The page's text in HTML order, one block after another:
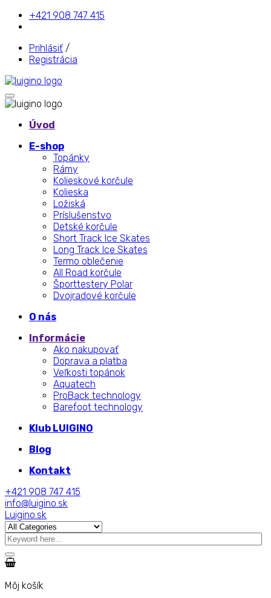
+421 908 747 415
Prihlásiť /
Registrácia
Úvod
E-shop
Topánky
Rámy
Kolieskové korčule
Kolieska
Ložiská
Príslušenstvo
Detské korčule
Short Track Ice Skates
Long Track Ice Skates
Termo oblečenie
All Road korčule
Športtestery Polar
Dvojradové korčule
O nás
Informácie
Ako nakupovať
Doprava a platba
Veľkosti topánok
Aquatech
ProBack technology
Barefoot technology
Klub LUIGINO
Blog
Kontakt
+421 908 747 415
info@luigino.sk
Luigino.sk
Môj košík